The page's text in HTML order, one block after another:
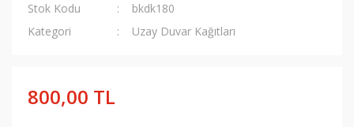
Stok Kodu
bkdk180
Kategori
Uzay Duvar Kağıtları
800,00 TL